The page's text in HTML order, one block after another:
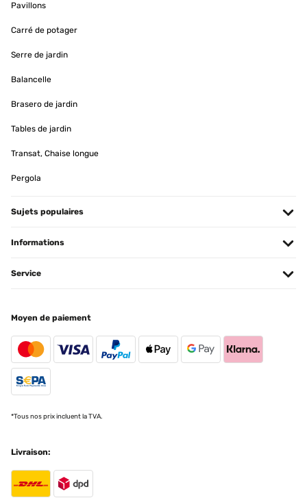
Pavillons
Carré de potager
Serre de jardin
Balancelle
Brasero de jardin
Tables de jardin
Transat, Chaise longue
Pergola
Sujets populaires
Informations
Service
Moyen de paiement
*Tous nos prix incluent la TVA.
Livraison: